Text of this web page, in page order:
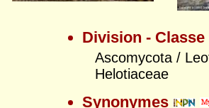
Division -
Ascomycota /
Helotiaceae
Synonymes